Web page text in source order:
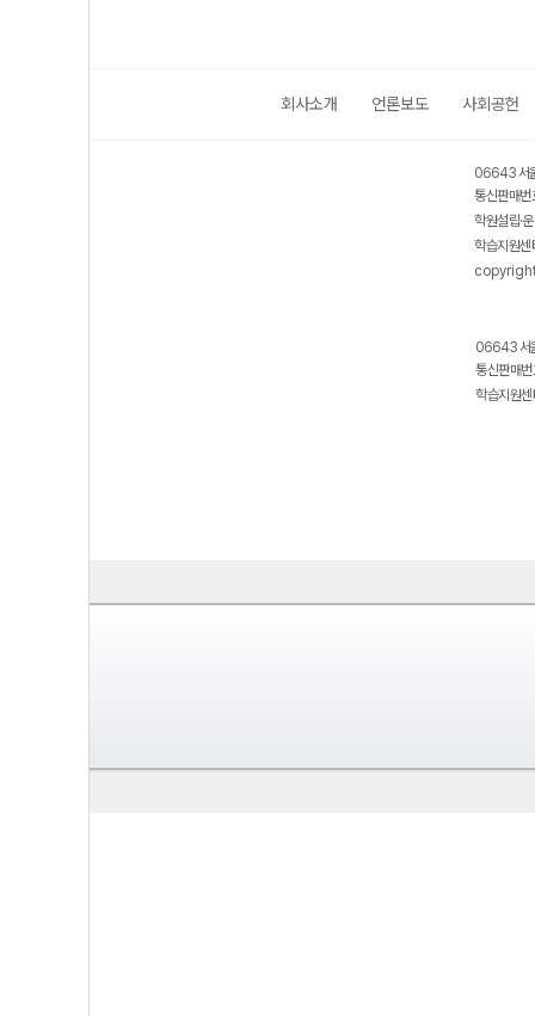
회사소개 언론보도 사회공헌
06643 서
통신판매
학원설립·
학습지원
06643 서
통신판매
학습지원